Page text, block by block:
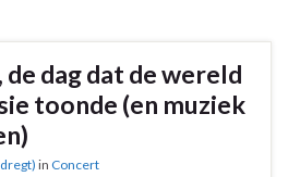
de dag dat de wereld
toonde (en muziek
in Concert